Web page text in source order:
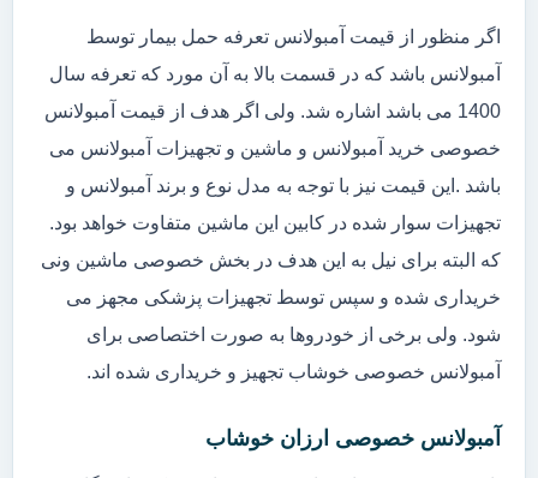
اگر منظور از قیمت آمبولانس تعرفه حمل بیمار توسط
آمبولانس باشد که در قسمت بالا به آن مورد که تعرفه سال
1400 می باشد اشاره شد. ولی اگر هدف از قیمت آمبولانس
خصوصی خرید آمبولانس و ماشین و تجهیزات آمبولانس می
باشد .این قیمت نیز با توجه به مدل نوع و برند آمبولانس و
تجهیزات سوار شده در کابین این ماشین متفاوت خواهد بود.
که البته برای نیل به این هدف در بخش خصوصی ماشین ونی
خریداری شده و سپس توسط تجهیزات پزشکی مجهز می
شود. ولی برخی از خودروها به صورت اختصاصی برای
آمبولانس خصوصی خوشاب تجهیز و خریداری شده اند.
آمبولانس خصوصی ارزان خوشاب